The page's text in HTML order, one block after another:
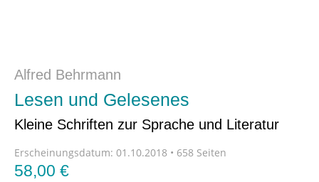
Alfred Behrmann
Lesen und Gelesenes
Kleine Schriften zur Sprache und Literatur
Erscheinungsdatum: 01.10.2018 • 658 Seiten
58,00 €